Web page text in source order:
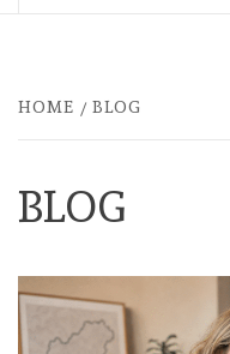
HOME BLOG
BLOG